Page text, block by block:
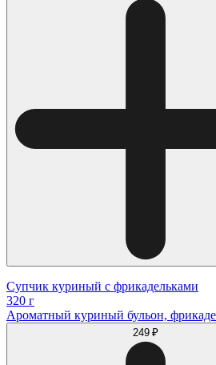
Супчик куриный с фрикадельками
320 г
Ароматный куриный бульон,
249 ₽